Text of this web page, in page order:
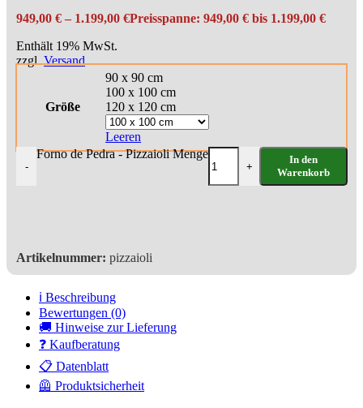
949,00 € – 1.199,00 €Preisspanne: 949,00 € bis 1.199,00 €
Enthält 19% MwSt.
zzgl.Versand
Größe
90 x 90 cm
100 x 100 cm
120 x 120 cm
Leeren
-
Forno de Pedra - Pizzaioli Menge
+
In den
Warenkorb
Artikelnummer: pizzaioli
ℹ️ Beschreibung
Bewertungen (0)
🚚 Hinweise zur Lieferung
❓ Kaufberatung
📋 Datenblatt
🦺 Produktsicherheit